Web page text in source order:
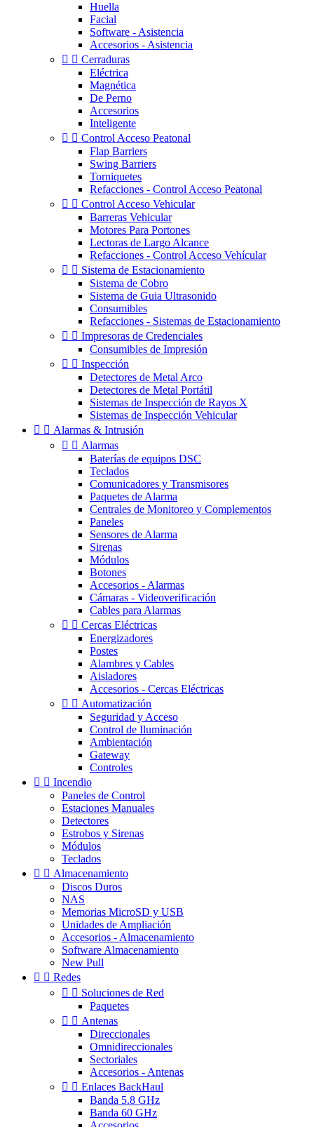
Huella
Facial
Software - Asistencia
Accesorios - Asistencia
  Cerraduras
Eléctrica
Magnética
De Perno
Accesorios
Inteligente
  Control Acceso Peatonal
Flap Barriers
Swing Barriers
Torniquetes
Refacciones - Control Acceso Peatonal
  Control Acceso Vehicular
Barreras Vehicular
Motores Para Portones
Lectoras de Largo Alcance
Refacciones - Control Acceso Vehícular
  Sistema de Estacionamiento
Sistema de Cobro
Sistema de Guia Ultrasonido
Consumibles
Refacciones - Sistemas de Estacionamiento
  Impresoras de Credenciales
Consumibles de Impresión
  Inspección
Detectores de Metal Arco
Detectores de Metal Portátil
Sistemas de Inspección de Rayos X
Sistemas de Inspección Vehicular
  Alarmas & Intrusión
  Alarmas
Baterías de equipos DSC
Teclados
Comunicadores y Transmisores
Paquetes de Alarma
Centrales de Monitoreo y Complementos
Paneles
Sensores de Alarma
Sirenas
Módulos
Botones
Accesorios - Alarmas
Cámaras - Videoverificación
Cables para Alarmas
  Cercas Eléctricas
Energizadores
Postes
Alambres y Cables
Aisladores
Accesorios - Cercas Eléctricas
  Automatización
Seguridad y Acceso
Control de Iluminación
Ambientación
Gateway
Controles
  Incendio
Paneles de Control
Estaciones Manuales
Detectores
Estrobos y Sirenas
Módulos
Teclados
  Almacenamiento
Discos Duros
NAS
Memorias MicroSD y USB
Unidades de Ampliación
Accesorios - Almacenamiento
Software Almacenamiento
New Pull
  Redes
  Soluciones de Red
Paquetes
  Antenas
Direccionales
Omnidireccionales
Sectoriales
Accesorios - Antenas
  Enlaces BackHaul
Banda 5.8 GHz
Banda 60 GHz